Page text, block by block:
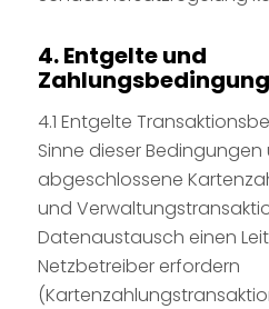
4. Entgelte und
4.1 Entgelte
Sinne dieser
abgeschlossene
und
Datenaustausch einen
Netzbetreiber erfordern